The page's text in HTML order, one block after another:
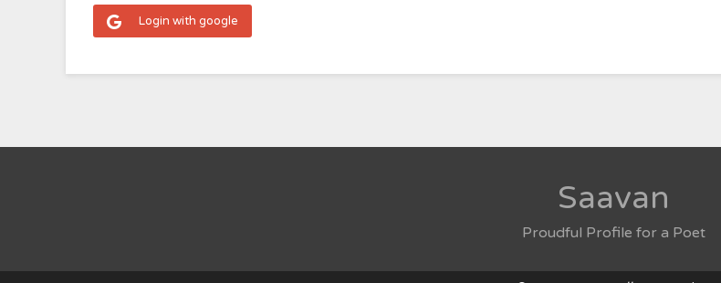
Login with google
Saavan
Proudful Profile for a Poet